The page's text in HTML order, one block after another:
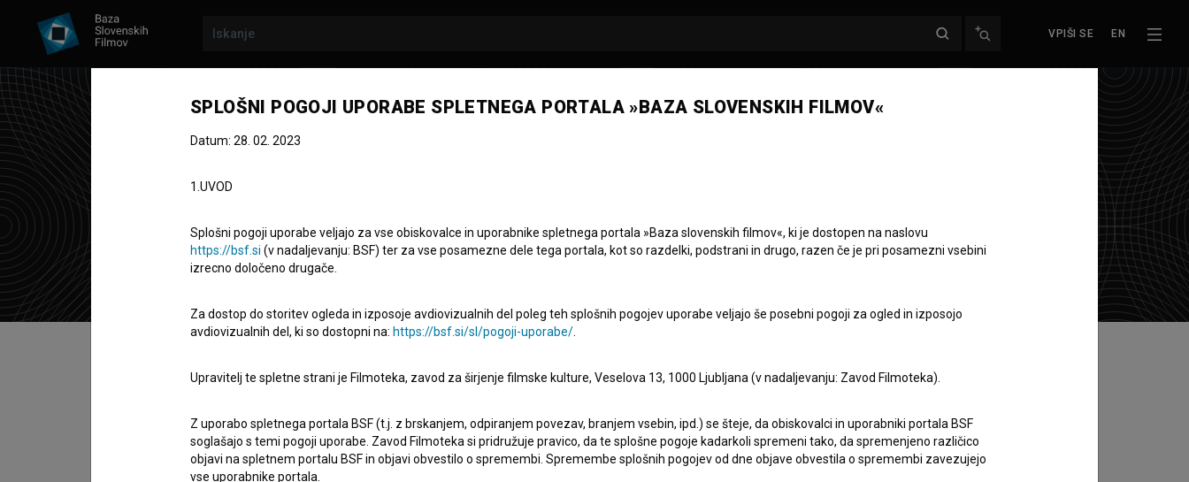
VPIŠI SE EN
Jiří Konečný je producent. Najodmevnejši projekti, pri katerih je sodeloval, soRodinný film (2015),
Všechno bude (2018)inPříliš mladá noc (2012).
SPLOŠNI POGOJI UPORABE SPLETNEGA PORTALA »BAZA SLOVENSKIH FILMOV«
Datum: 28. 02. 2023
1.UVOD
Splošni pogoji uporabe veljajo za vse obiskovalce in uporabnike spletnega portala »Baza slovenskih filmov«, ki je dostopen na naslovu
https://bsf.si (v nadaljevanju: BSF) ter za vse posamezne dele tega portala, kot so razdelki, podstrani in drugo, razen če je pri posamezni vsebini
izrecno določeno drugače.
Za dostop do storitev ogleda in izposoje avdiovizualnih del poleg teh splošnih pogojev uporabe veljajo še posebni pogoji za ogled in izposojo
avdiovizualnih del, ki so dostopni na: https://bsf.si/sl/pogoji-uporabe/
Upravitelj te spletne strani je Filmoteka, zavod za širjenje filmske kulture, Veselova 13, 1000 Ljubljana (v nadaljevanju: Zavod Filmoteka).
Z uporabo spletnega portala BSF (t.j. z brskanjem, odpiranjem povezav, branjem vsebin, ipd.) se šteje, da obiskovalci in uporabniki portala BSF
soglašajo s temi pogoji uporabe. Zavod Filmoteka si pridružuje pravico, da te splošne pogoje kadarkoli spremeni tako, da spremenjeno različico
objavi na spletnem portalu BSF in objavi obvestilo o spremembi. Spremembe splošnih pogojev od dne objave obvestila o spremembi zavezujejo
vse uporabnike portala.